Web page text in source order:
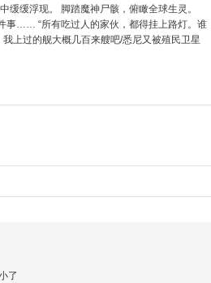
缓缓浮现。 脚踏魔神尸骸，俯瞰全球生灵。
事…… “所有吃过人的家伙，都得挂上路灯。谁
上过的舰大概几百来艘吧/悉尼又被殖民卫星
了